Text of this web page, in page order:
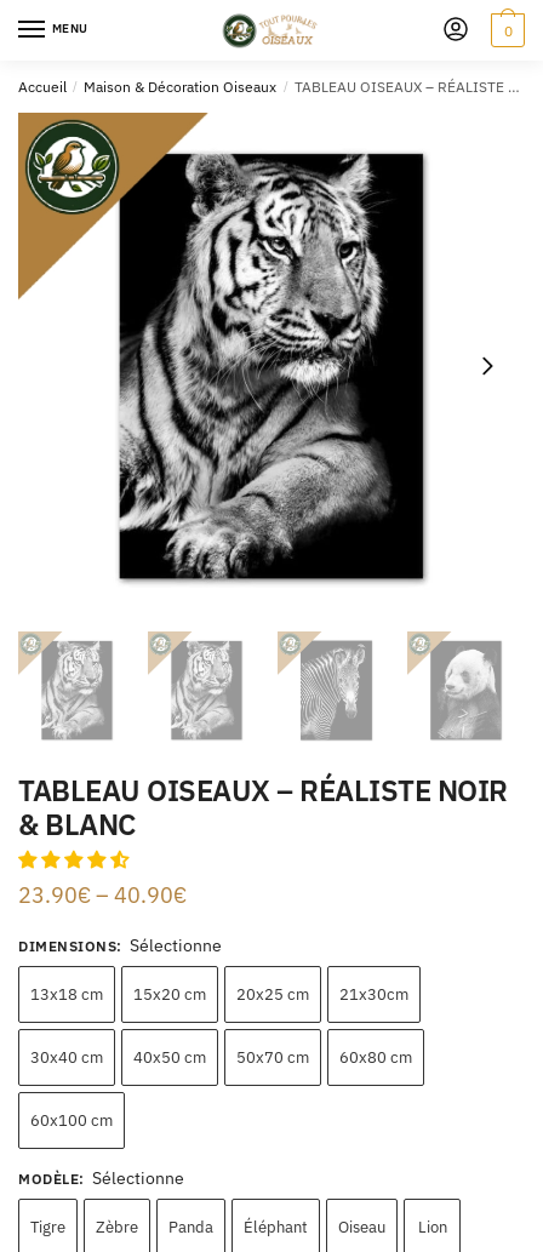
MENU 0
Accueil / Maison & Décoration Oiseaux / TABLEAU OISEAUX – RÉALISTE NOIR & BLANC
TABLEAU OISEAUX – RÉALISTE NOIR
& BLANC
23.90€– 40.90€
DIMENSIONS: Sélectionne
13x18 cm 15x20 cm 20x25 cm 21x30cm
30x40 cm 40x50 cm 50x70 cm 60x80 cm
60x100 cm
MODÈLE: Sélectionne
Tigre Zèbre Panda Éléphant Oiseau Lion